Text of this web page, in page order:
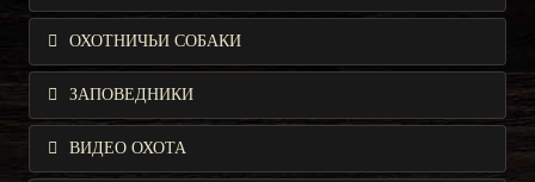
ОХОТНИЧЬИ СОБАКИ
ЗАПОВЕДНИКИ
ВИДЕО ОХОТА